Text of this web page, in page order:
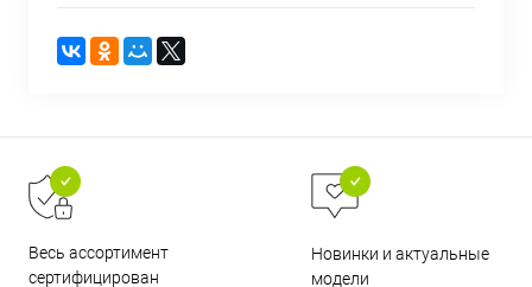
Весь ассортимент
сертифицирован
Новинки и актуальные
модели